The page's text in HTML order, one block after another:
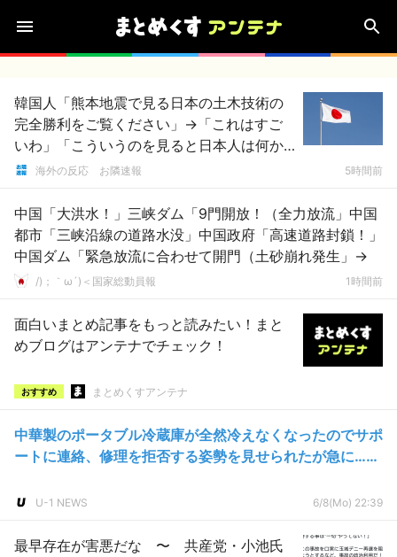
韓国人「熊本地震で見る日本の土木技術の
完全勝利をご覧ください」→「これはすご
いわ」「こういうのを見ると日本人は何か
適当に作る感じがしない・・・」「あれが
海外の反応 お隣速報 5時間前
中国「大洪水！」三峡ダム「9門開放！（全力放流」中国
都市「三峡沿線の道路水没」中国政府「高速道路封鎖！」
中国ダム「緊急放流に合わせて開門（土砂崩れ発生」→
/)；｀ω´)＜国家総動員報 1時間前
面白いまとめ記事をもっと読みたい！まと
めブログはアンテナでチェック！
おすすめ まとめくすアンテナ
中華製のポータブル冷蔵庫が全然冷えなくなったのでサポ
ートに連絡、修理を拒否する姿勢を見せられたが急に……
U-1 NEWS 6/8(Mo) 22:39
最早存在が害悪だな 〜 共産党・小池氏